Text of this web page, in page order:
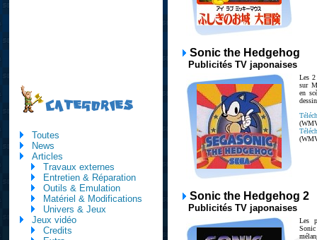
Sonic the Hedgehog
Publicités TV japonaises
Les 2
sur
en
Sonic the Hedgehog 2
Publicités TV japonaises
Les
CATEGORIES
Toutes
News
Articles
Travaux externes
Entretien & Réparation
Outils & Emulation
Matériel & Modifications
Univers & Jeux
Jeux vidéo
Credits